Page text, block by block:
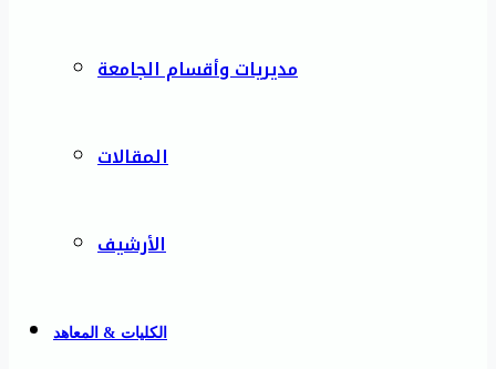
مديريات وأقسام الجامعة
المقالات
الأرشيف
الكليات & المعاهد